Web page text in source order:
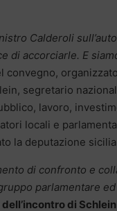
Calderoli
di accorciarle. E
segretario
lavoro,
locali e
la deputazione
di confronto e
parlamentare
di